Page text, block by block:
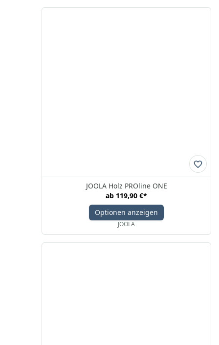
JOOLA Holz PROline ONE
ab 119,90 €*
Optionen anzeigen
JOOLA